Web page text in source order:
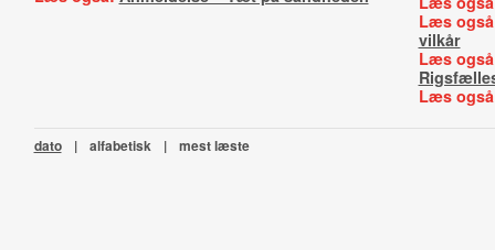
Læs
vilkår
Læs
Læs
dato | alfabetisk | mest læste